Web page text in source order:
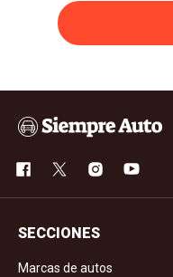
SECCIONES
Marcas de autos